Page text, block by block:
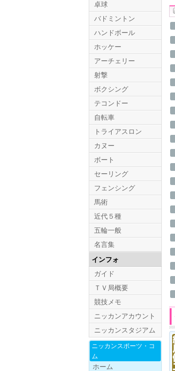
卓球
バドミントン
ハンドボール
ホッケー
アーチェリー
射撃
ボクシング
テコンドー
自転車
トライアスロン
カヌー
ボート
セーリング
フェンシング
馬術
近代５種
五輪一般
名言集
インフォ
ガイド
ＴＶ局概要
競技メモ
ニッカンアカウント
ニッカンスタジアム
ニッカンスポーツ・ コ
ム
ホーム